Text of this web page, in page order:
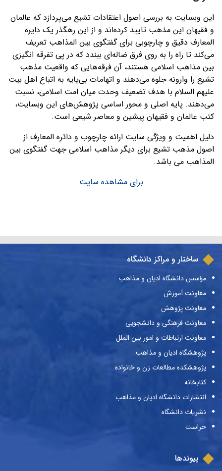
این وبسایت به بررسی اصول اعتقادات تشیع می‌پردازد که عالمان
و فقیهان این مذهب تایید کرده‌اند و از این رهگذر یک دایره
المعارف دقیق و چارچوبی برای گفتگوی بین المذاهب تعریف
می‌کند تا راه را به روی فرق ضاله‌ای ببندد که در پی تفرقه انگیزی
بین مذاهب اسلامی هستند، آن فرقه‌هایی که واقعیت مذهب
تشیع را وارونه جلوه می‌دهند و اتهامات بی‌پایه به اتباع اهل بیت
علیهم السلام با هدف تضعیف وحدت میان امت اسلامی، نسبت
می‌دهند. پایه اصلی و محور اساسی پژوهش‌های این وبسایت،
کتب عالمان و فقیهان پیشین و معاصر شیعی است.
دلیل اهمیت و ویژگی سایت ارائه چارچوب و دائره المعارف از
اصول مذهب تشیع برای دیگر مذاهب اسلامی جهت گفتگوی بین
المذاهب می باشد.
برای مشاهده سایت
ساختار و مراکز دانشگاه
مؤسس دانشگاه ادیان و مذاهب
معاونت آموزش
معاونت پژوهش
معاونت فرهنگی و دانشجویی
معاونت ارتباطات و امور بین الملل
پژوهشگاه ادیان و مذاهب
پژوهشکده مطالعات زن و خانواده
کتابخانه
انتشارات دانشگاه ادیان و مذاهب
نشریات دانشگاه
حراست
پیوندها